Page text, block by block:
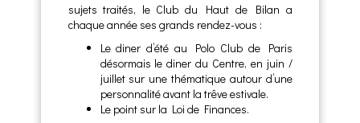
sujets traités, le Club du Haut de Bilan a
chaque année ses grands rendez-vous :
Le diner d’été au Polo Club de Paris
désormais le diner du Centre, en juin /
juillet sur une thématique autour d’une
personnalité avant la trêve estivale.
Le point sur la Loi de Finances.